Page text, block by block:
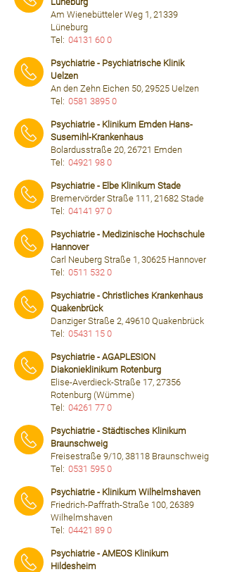
Am Wienebütteler Weg 1, 21339
Lüneburg
Tel: 04131 60 0
Psychiatrie - Psychiatrische Klinik
Uelzen
An den Zehn Eichen 50, 29525 Uelzen
Tel: 0581 3895 0
Psychiatrie - Klinikum Emden Hans-
Susemihl-Krankenhaus
Bolardusstraße 20, 26721 Emden
Tel: 04921 98 0
Psychiatrie - Elbe Klinikum Stade
Bremervörder Straße 111, 21682 Stade
Tel: 04141 97 0
Psychiatrie - Medizinische Hochschule
Hannover
Carl Neuberg Straße 1, 30625 Hannover
Tel: 0511 532 0
Psychiatrie - Christliches Krankenhaus
Quakenbrück
Danziger Straße 2, 49610 Quakenbrück
Tel: 05431 15 0
Psychiatrie - AGAPLESION
Diakonieklinikum Rotenburg
Elise-Averdieck-Straße 17, 27356
Rotenburg (Wümme)
Tel: 04261 77 0
Psychiatrie - Städtisches Klinikum
Braunschweig
Freisestraße 9/10, 38118 Braunschweig
Tel: 0531 595 0
Psychiatrie - Klinikum Wilhelmshaven
Friedrich-Paffrath-Straße 100, 26389
Wilhelmshaven
Tel: 04421 89 0
Psychiatrie - AMEOS Klinikum
Hildesheim